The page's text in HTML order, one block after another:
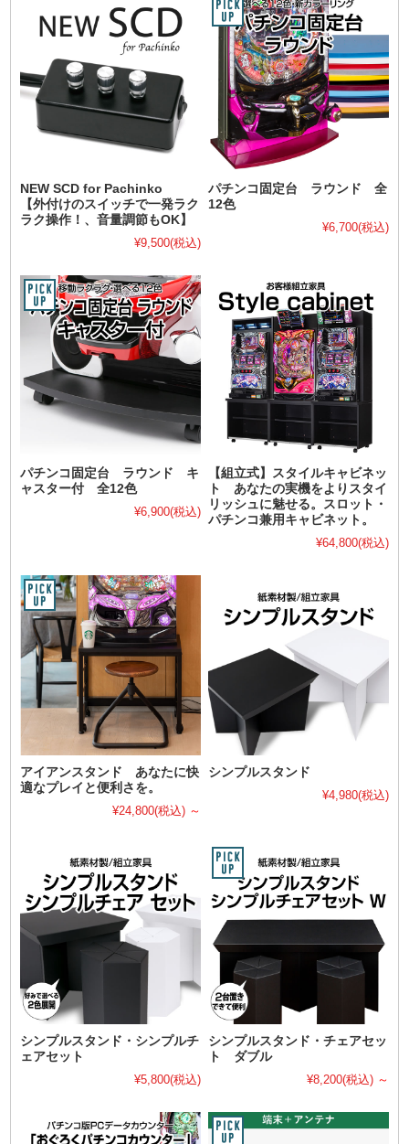
NEW SCD for Pachinko
【外付けのスイッチで一発ラク
ラク操作！、音量調節もOK】
¥9,500(税込)
パチンコ固定台 ラウンド 全
12色
¥6,700(税込)
パチンコ固定台 ラウンド キ
ャスター付 全12色
¥6,900(税込)
【組立式】スタイルキャビネッ
ト あなたの実機をよりスタイ
リッシュに魅せる。スロット・
パチンコ兼用キャビネット。
¥64,800(税込)
アイアンスタンド あなたに快
適なプレイと便利さを。
¥24,800(税込) ～
シンプルスタンド
¥4,980(税込)
シンプルスタンド・シンプルチ
ェアセット
¥5,800(税込)
シンプルスタンド・チェアセッ
ト ダブル
¥8,200(税込) ～